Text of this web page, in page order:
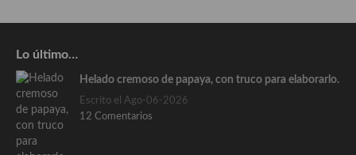
Lo último…
Helado cremoso de papaya, con truco para elaborarlo.
Escrito el Ago-06-2026
12 Comentarios